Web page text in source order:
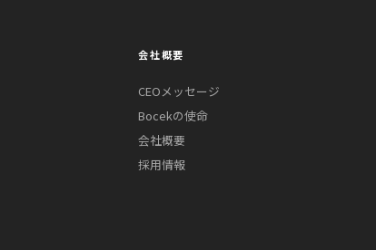
会社概要
CEOメッセージ
Bocekの使命
会社概要
採用情報